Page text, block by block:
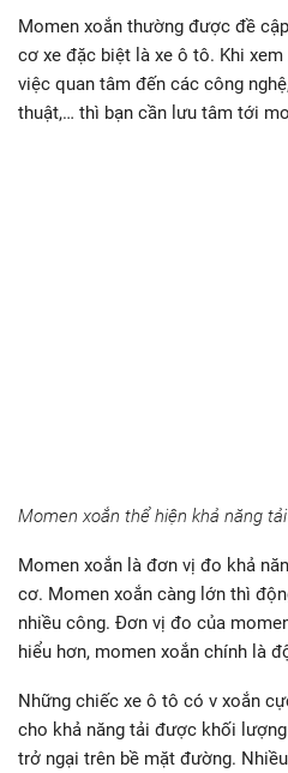
Momen xoắn thường được đề
cơ xe đặc biệt là xe ô tô. Khi
việc quan tâm đến các công
thuật,… thì bạn cần lưu tâm tới
Momen xoắn thể hiện khả năng
Momen xoắn là đơn vị đo khả
cơ. Momen xoắn càng lớn thì
nhiều công. Đơn vị đo của
hiểu hơn, momen xoắn chính là
Những chiếc xe ô tô có v xoắn
cho khả năng tải được khối
trở ngại trên bề mặt đường.